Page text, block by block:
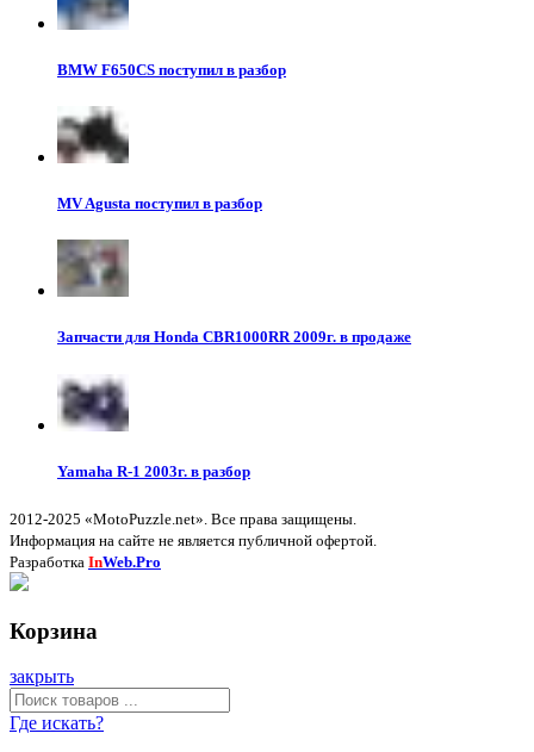
BMW F650CS поступил в разбор
MV Agusta поступил в разбор
Запчасти для Honda CBR1000RR 2009г. в продаже
Yamaha R-1 2003г. в разбор
2012-2025 «MotoPuzzle.net». Все права защищены.
Информация на сайте не является публичной офертой.
Разработка InWeb.Pro
Корзина
закрыть
Где искать?